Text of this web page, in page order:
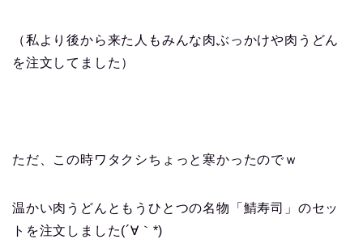
（私より後から来た人もみんな肉ぶっかけや肉うどん
を注文してました）
ただ、この時ワタクシちょっと寒かったのでｗ
温かい肉うどんともうひとつの名物「鯖寿司」のセッ
トを注文しました(´∀｀*)